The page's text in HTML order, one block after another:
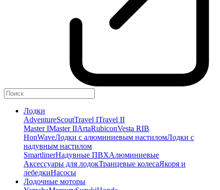
Лодки
AdventureScoutTravel ITravel II
Master IMaster IIArtaRubiconVesta RIB
HonWaveЛодки с алюминиевым настиломЛодки с
надувным настилом
SmartlinerНадувные ПВХАлюминиевые
Аксессуары для лодокТранцевые колесаЯкоря и
лебедкиНасосы
Лодочные моторы